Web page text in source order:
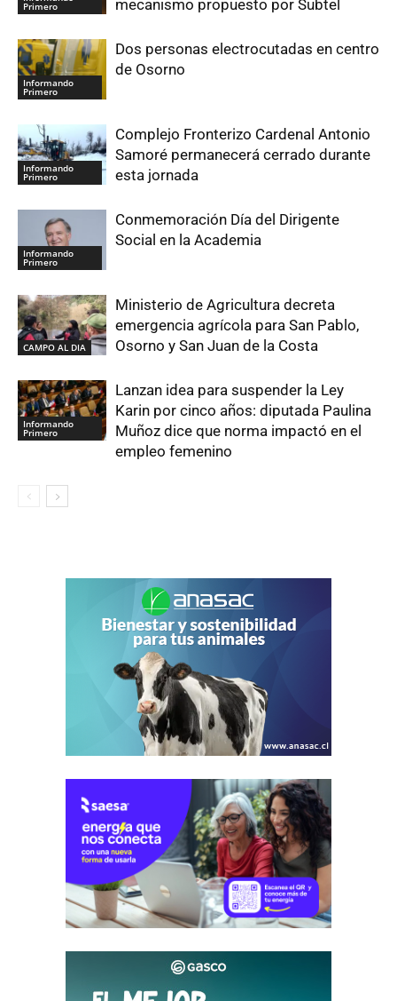
Primero mecanismo propuesto por Subtel
Informando
Primero
Dos personas electrocutadas en centro
de Osorno
Informando
Primero
Complejo Fronterizo Cardenal Antonio
Samoré permanecerá cerrado durante
esta jornada
Informando
Primero
Conmemoración Día del Dirigente
Social en la Academia
CAMPO AL DIA
Ministerio de Agricultura decreta
emergencia agrícola para San Pablo,
Osorno y San Juan de la Costa
Informando
Primero
Lanzan idea para suspender la Ley
Karin por cinco años: diputada Paulina
Muñoz dice que norma impactó en el
empleo femenino